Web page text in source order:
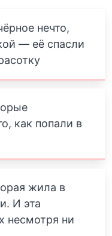
нечто,
— её спасли
как попали в
жила в
И эта
несмотря ни